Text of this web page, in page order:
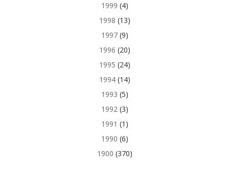
1999 (4)
1998 (13)
1997(9)
1996 (20)
1995 (24)
1994(14)
1993 (5)
1992(3)
1991 (1)
1990 (6)
1900 (370)